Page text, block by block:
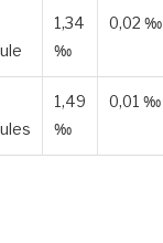
1,34
‰
0,02 ‰
1,49
‰
0,01 ‰